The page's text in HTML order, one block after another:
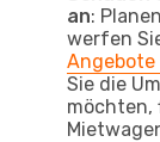
an:
werfen
Sie die
möchten,